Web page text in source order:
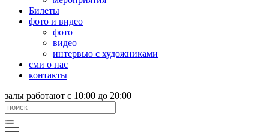
Билеты
фото и видео
фото
видео
интервью с художниками
сми о нас
контакты
залы работают с 10:00 до 20:00